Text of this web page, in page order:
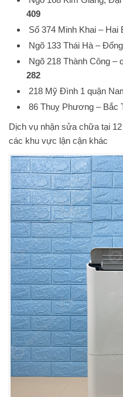
409
Số 374 Minh Khai – Hai
Ngõ 133 Thái Hà –
Ngõ 218 Thành Công –
282
218 Mỹ Đình 1 quận
86 Thuỵ Phương – Bắc
Dịch vụ nhận sửa chữa tại
các khu vực lận cận khác